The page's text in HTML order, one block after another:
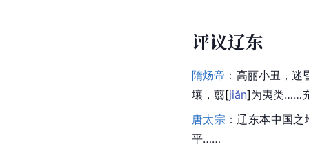
评议辽东
隋炀帝 ：高丽小丑，
壤， 翦[jiǎn]为夷类……
唐太宗 ：辽东本中国之
平……